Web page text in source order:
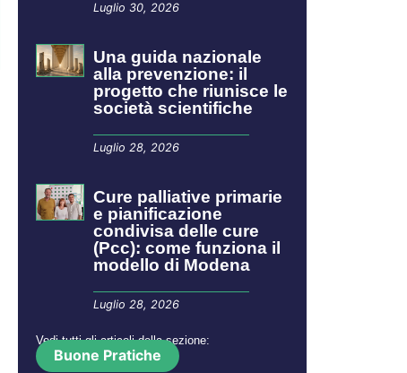
Luglio 30, 2026
​​​​Una guida nazionale
alla prevenzione: il
progetto che riunisce le
società scientifiche
Luglio 28, 2026
Cure palliative primarie
e pianificazione
condivisa delle cure
(Pcc): come funziona il
modello di Modena
Luglio 28, 2026
Vedi tutti gli articoli della sezione:
Buone Pratiche